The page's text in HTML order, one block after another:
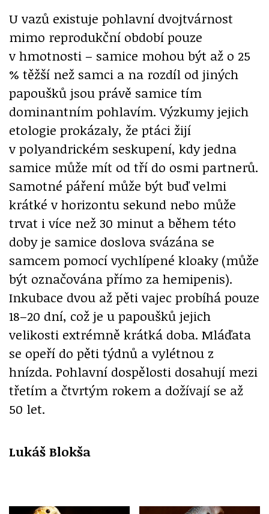
U vazů existuje pohlavní dvojtvárnost
mimo reprodukční období pouze
v hmotnosti – samice mohou být až o 25
% těžší než samci a na rozdíl od jiných
papoušků jsou právě samice tím
dominantním pohlavím. Výzkumy jejich
etologie prokázaly, že ptáci žijí
v polyandrickém seskupení, kdy jedna
samice může mít od tří do osmi partnerů.
Samotné páření může být buď velmi
krátké v horizontu sekund nebo může
trvat i více než 30 minut a během této
doby je samice doslova svázána se
samcem pomocí vychlípené kloaky (může
být označována přímo za hemipenis).
Inkubace dvou až pěti vajec probíhá pouze
18–20 dní, což je u papoušků jejich
velikosti extrémně krátká doba. Mláďata
se opeří do pěti týdnů a vylétnou z
hnízda. Pohlavní dospělosti dosahují mezi
třetím a čtvrtým rokem a dožívají se až
50 let.
Lukáš Blokša